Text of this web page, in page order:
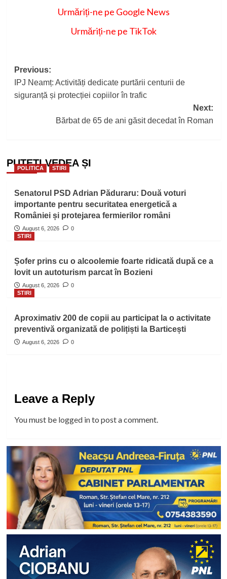
Urmăriți-ne pe Google News
Urmăriți-ne pe TikTok
Post
navigation
Previous:
IPJ Neamț: Activități dedicate purtării centurii de
siguranță și protecției copiilor în trafic
Next:
Bărbat de 65 de ani găsit decedat în Roman
PUTEȚI VEDEA ȘI
POLITICA STIRI
Senatorul PSD Adrian Păduraru: Două voturi
importante pentru securitatea energetică a
României și protejarea fermierilor români
August 6, 2026
0
STIRI
Șofer prins cu o alcoolemie foarte ridicată după ce a
lovit un autoturism parcat în Bozieni
August 6, 2026
0
STIRI
Aproximativ 200 de copii au participat la o activitate
preventivă organizată de polițiști la Barticești
August 6, 2026 0
Leave a Reply
You must be logged into post a comment.